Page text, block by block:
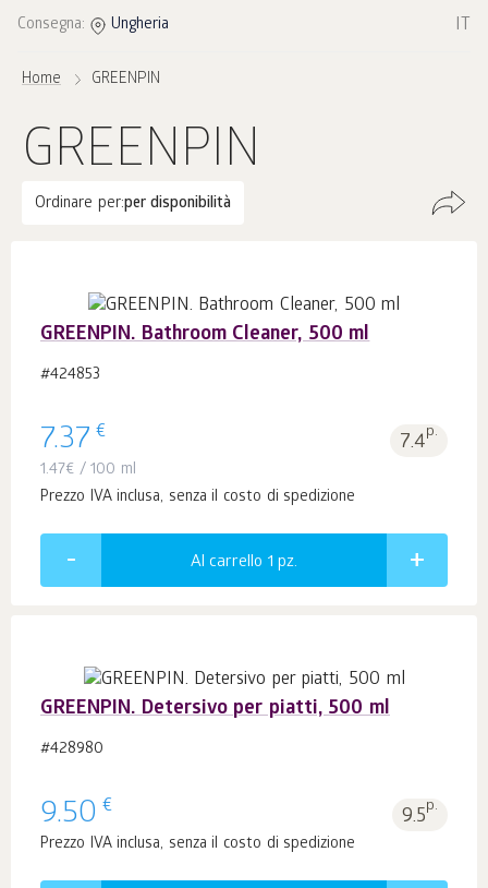
Consegna: Ungheria IT
Home GREENPIN
GREENPIN
Ordinare per:per disponibilità
GREENPIN. Bathroom Cleaner, 500 ml
#424853
7.37 € 7.4p.
1.47€ / 100 ml
Prezzo IVA inclusa, senza il costo di spedizione
Al carrello 1 pz.
GREENPIN. Detersivo per piatti, 500 ml
#428980
9.50 € 9.5p.
Prezzo IVA inclusa, senza il costo di spedizione